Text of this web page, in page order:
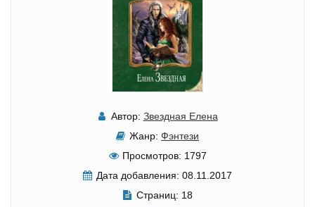
Автор: Звездная Елена
Жанр: Фэнтези
Просмотров: 1797
Дата добавления: 08.11.2017
Страниц: 18